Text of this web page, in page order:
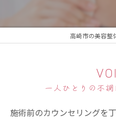
高崎市の美容整
一人ひとりの不
施術前のカウンセリングを